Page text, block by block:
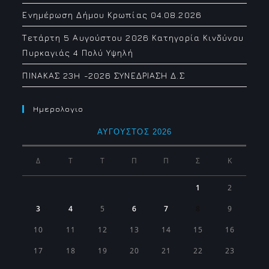
Ενημέρωση Δήμου Κρωπίας 04.08.2026
Τετάρτη 5 Αυγούστου 2026 Κατηγορία Κινδύνου
Πυρκαγιάς 4 Πολύ Υψηλή
ΠΙΝΑΚΑΣ 23H -2026 ΣΥΝΕΔΡΙΑΣΗ Δ.Σ
Ημερολογιο
ΑΎΓΟΥΣΤΟΣ 2026
Δ Τ Τ Π Π Σ Κ
1 2
3 4 5 6 7 9
10 11 12 13 14 15 16
17 18 19 20 21 22 23